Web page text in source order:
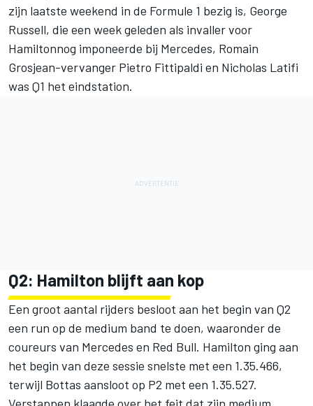
zijn laatste weekend in de Formule 1 bezig is, George
Russell, die een week geleden als invaller voor
Hamiltonnog imponeerde bij Mercedes, Romain
Grosjean-vervanger Pietro Fittipaldi en Nicholas Latifi
was Q1 het eindstation.
Q2: Hamilton blijft aan kop
Een groot aantal rijders besloot aan het begin van Q2
een run op de medium band te doen, waaronder de
coureurs van Mercedes en Red Bull. Hamilton ging aan
het begin van deze sessie snelste met een 1.35.466,
terwijl Bottas aansloot op P2 met een 1.35.527.